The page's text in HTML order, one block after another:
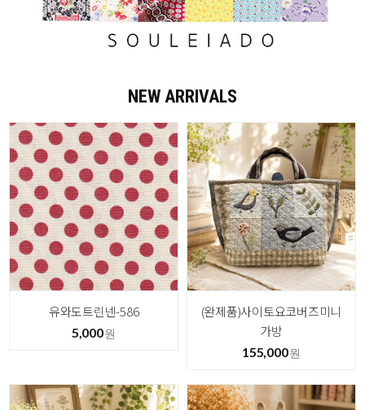
NEW ARRIVALS
유와도트린넨-586
5,000원
(완제품)사이토요코버즈미니
가방
155,000원